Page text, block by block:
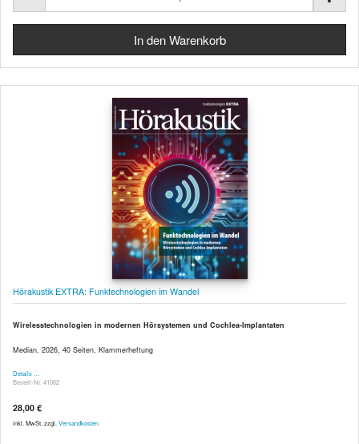
Hörakustik EXTRA: Funktechnologien im Wandel
Wirelesstechnologien in modernen Hörsystemen und Cochlea-Implantaten
Median, 2026, 40 Seiten, Klammerheftung
Details …
Bestell-Nr. 41062
28,00 €
inkl. MwSt. zzgl. Versandkosten